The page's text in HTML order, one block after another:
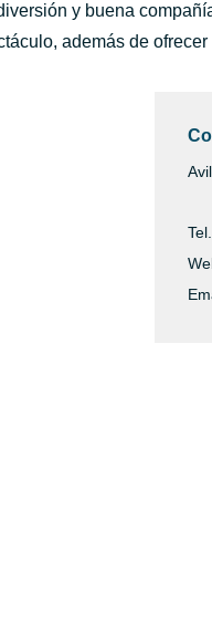
y buena
además de